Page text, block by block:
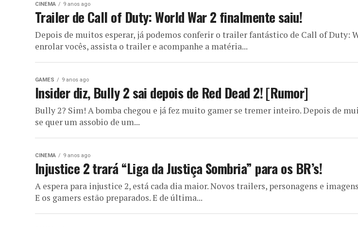
CINEMA 9 anos ago
Trailer de Call of Duty: World War 2 finalmente saiu!
Depois de muitos esperar, já podemos conferir o trailer fantástico de Call of Duty:
enrolar vocês, assista o trailer e acompanhe a matéria...
GAMES 9 anos ago
Insider diz, Bully 2 sai depois de Red Dead 2! [Rumor]
Bully 2? Sim! A bomba chegou e já fez muito gamer se tremer inteiro. Depois de
se quer um assobio de um...
CINEMA 9 anos ago
Injustice 2 trará “Liga da Justiça Sombria” para os BR’s!
A espera para injustice 2, está cada dia maior. Novos trailers, personagens e
E os gamers estão preparados. E de última...